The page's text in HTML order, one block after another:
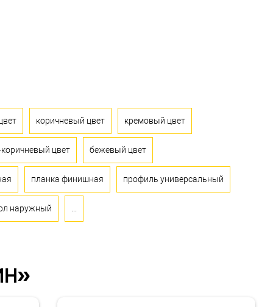
коричневый цвет кремовый цвет
цвет бежевый цвет
планка финишная профиль универсальный
наружный ...